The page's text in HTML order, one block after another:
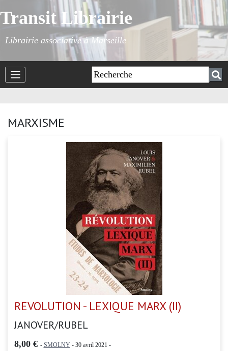
Transit Librairie
Librairie associative à Marseille
MARXISME
REVOLUTION - LEXIQUE MARX (II)
JANOVER/RUBEL
8,00 € - SMOLNY- 30 avril 2021 -